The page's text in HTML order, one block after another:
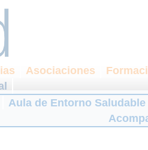
Asociaciones
Aula de Entorno Saludable